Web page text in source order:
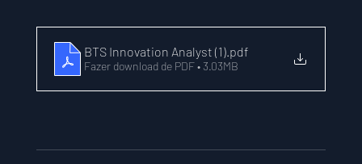
BTS Innovation Analyst (1).pdf
Fazer download de PDF • 3.03MB